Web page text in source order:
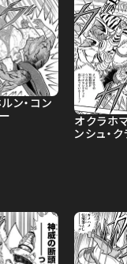
ン・コン
オクラホ
ンシュ・